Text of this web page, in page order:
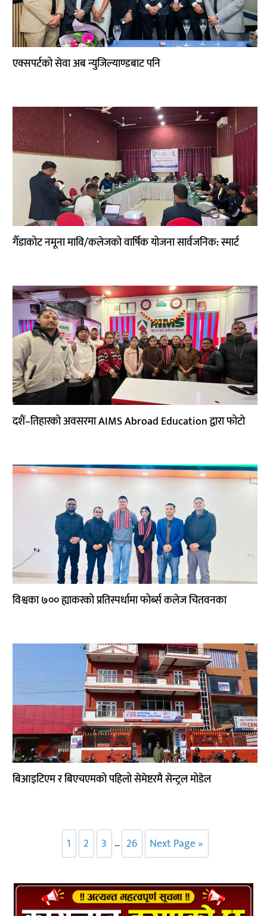
एक्सपर्टको सेवा अब न्युजिल्याण्डबाट पनि
गैँडाकोट नमूना मावि/कलेजको वार्षिक योजना सार्वजनिक: स्मार्ट
दशैं–तिहारको अवसरमा AIMS Abroad Education द्वारा फोटो
विश्वका ७०० ह्याकरको प्रतिस्पर्धामा फोर्ब्स कलेज चितवनका
बिआइटिएम र बिएचएमको पहिलो सेमेष्टरमै सेन्ट्रल मोडेल
1 2 3 … 26 Next Page »